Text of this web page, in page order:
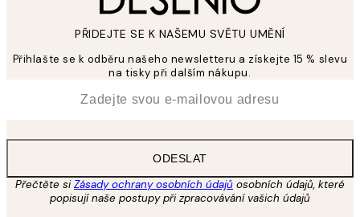
PŘIDEJTE SE K NAŠEMU SVĚTU UMĚNÍ
Přihlašte se k odběru našeho newsletteru a získejte 15 % slevu
na tisky při dalším nákupu.
ODESLAT
Přečtěte siZásady ochrany osobních údajů osobních údajů, které
popisují naše postupy při zpracovávání vašich údajů